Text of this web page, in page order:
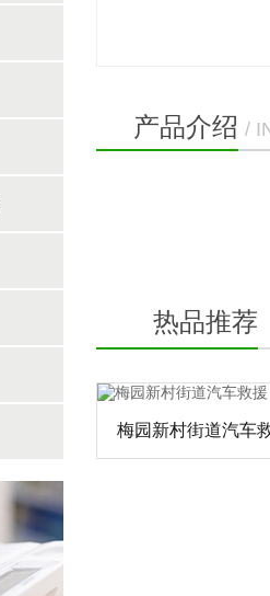
产品介绍 /
热品推荐
梅园新村街道汽车